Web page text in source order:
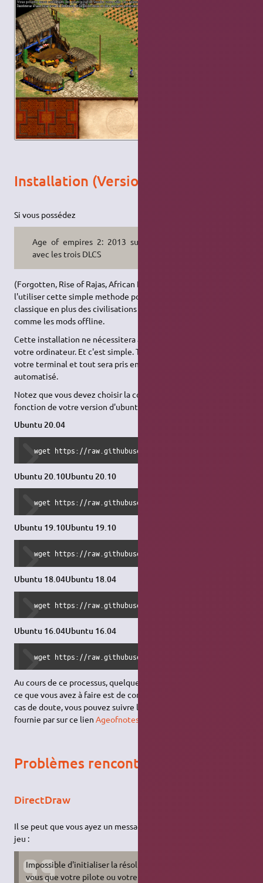
Installation (Version Steam)
Si vous possédez
Age of empires 2: 2013 sur Steam
avec les trois DLCS
(Forgotten, Rise of Rajas, African Kingdoms); Vous pouvez
l'utiliser cette simple methode pour rassembler la version CD
classique en plus des civilisations de dlcs et autre avantages
comme les mods offline.
Cette installation ne nécessitera aucune insertion de CD dans
votre ordinateur. Et c'est simple. Tapez cette commande dans
votre terminal et tout sera pris en charge par un script
automatisé.
Notez que vous devez choisir la commande appropriée en
fonction de votre version d'ubuntu.
Ubuntu 20.04
wget https://raw.githubusercontent.com/gregstein/
Ubuntu 20.10Ubuntu 20.10
wget https://raw.githubusercontent.com/gregstein/
Ubuntu 19.10Ubuntu 19.10
wget https://raw.githubusercontent.com/gregstein/
Ubuntu 18.04Ubuntu 18.04
wget https://raw.githubusercontent.com/gregstein/
Ubuntu 16.04Ubuntu 16.04
wget https://raw.githubusercontent.com/gregstein/
Au cours de ce processus, quelques fenêtres apparaîtront. Tout
ce que vous avez à faire est de confirmer et d'installer, mais en
cas de doute, vous pouvez suivre la procédure image par image
fournie par sur ce lien Ageofnotes.com
Problèmes rencontrés
DirectDraw
Il se peut que vous ayez un message d'erreur au lancement du
jeu :
Impossible d'initialiser la résolution graphique. Assurez-
vous que votre pilote ou votre carte graphique sont